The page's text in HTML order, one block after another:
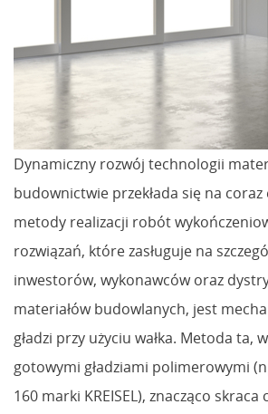
Dynamiczny rozwój technologii
budownictwie przekłada się na
metody realizacji robót
rozwiązań, które zasługuje na
inwestorów, wykonawców oraz
materiałów budowlanych, jest
gładzi przy użyciu wałka. Metoda ta,
gotowymi gładziami polimerowymi
160 marki KREISEL), znacząco